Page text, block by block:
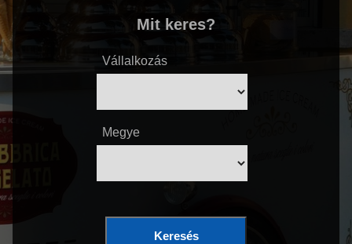
Mit keres?
Vállalkozás
Megye
Keresés